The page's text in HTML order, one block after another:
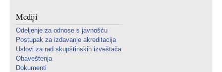
Mediji
Odeljenje za odnose s javnošću
Postupak za izdavanje akreditacija
Uslovi za rad skupštinskih izveštača
Obaveštenja
Dokumenti